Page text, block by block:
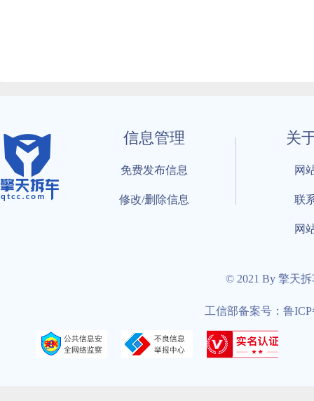
信息管理
免费发布信息
修改/删除信息
关
网
联
网
© 2021 By 擎天
工信部备案号：鲁